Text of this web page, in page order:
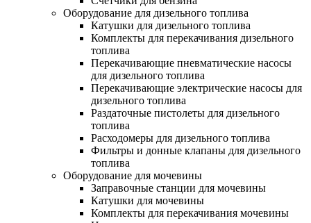
Оборудование для дизельного топлива
Катушки для дизельного топлива
Комплекты для перекачивания дизельного
топлива
Перекачивающие пневматические насосы
для дизельного топлива
Перекачивающие электрические насосы для
дизельного топлива
Раздаточные пистолеты для дизельного
топлива
Расходомеры для дизельного топлива
Фильтры и донные клапаны для дизельного
топлива
Оборудование для мочевины
Заправочные станции для мочевины
Катушки для мочевины
Комплекты для перекачивания мочевины